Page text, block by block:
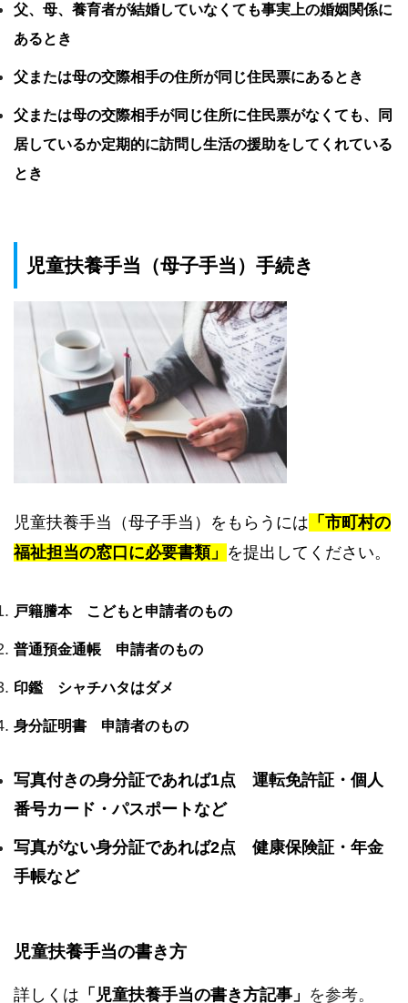
父、母、養育者が結婚していなくても事実上の婚姻関係に
あるとき
父または母の交際相手の住所が同じ住民票にあるとき
父または母の交際相手が同じ住所に住民票がなくても、同
居しているか定期的に訪問し生活の援助をしてくれている
とき
児童扶養手当（母子手当）手続き
児童扶養手当（母子手当）をもらうには 「市町村の
福祉担当の窓口に必要書類」 を提出してください。
戸籍謄本 こどもと申請者のもの
普通預金通帳 申請者のもの
印鑑 シャチハタはダメ
身分証明書 申請者のもの
写真付きの身分証であれば1点 運転免許証・個人
番号カード・パスポートなど
写真がない身分証であれば2点 健康保険証・年金
手帳など
児童扶養手当の書き方
詳しくは 「児童扶養手当の書き方記事」 を参考。